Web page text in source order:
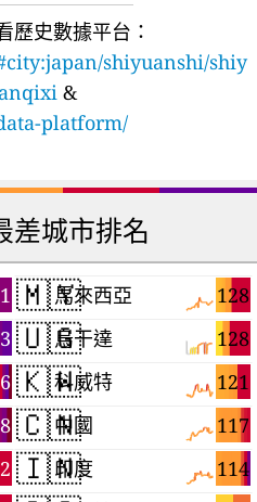
歷史數據平台：
shiyuanshi/shiy
&
platform/
差城市排名
🇲🇾 128
馬來西亞
🇺🇬 128
烏干達
🇰🇼 121
科威特
🇨🇳 117
中國
🇮🇳 114
印度